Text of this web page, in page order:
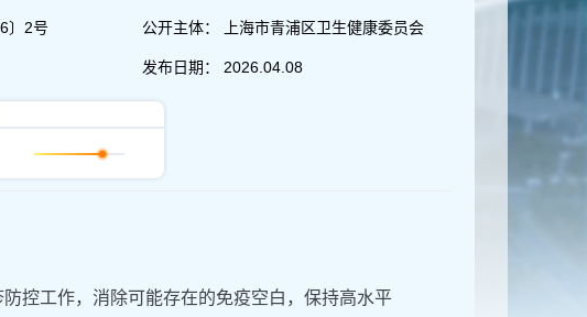
〕2号 公开主体： 上海市青浦区卫生健康委员会
发布日期： 2026.04.08
控工作，消除可能存在的免疫空白，保持高水平